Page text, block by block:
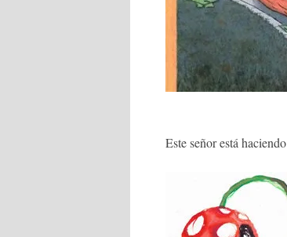
Este señor está haciendo